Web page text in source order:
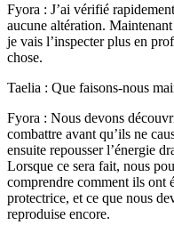
Fyora : J’ai vérifié
aucune altération.
je vais l’inspecter plus en
chose.
Taelia : Que faisons-nous
Fyora : Nous devons
combattre avant qu’ils ne
ensuite repousser l’énergie
Lorsque ce sera fait, nous
comprendre comment ils ont
protectrice, et ce que nous
reproduise encore.